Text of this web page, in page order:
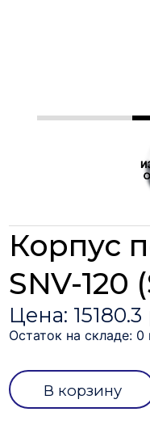
Корпус
SNV-120
Цена: 15180.3
Остаток на складе: 0
В корзину